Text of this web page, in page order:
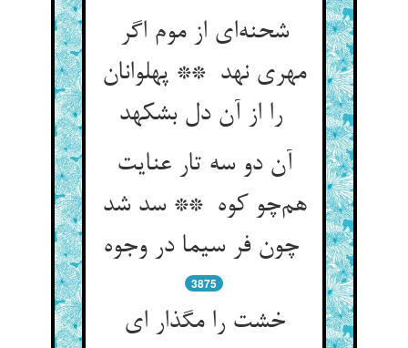
شحنه‌ای از موم اگر
مهری نهد ** پهلوانان
آن دو سه تار عنایت
هم‌چو کوه ** سد شد
چون فر سیما در وجوه
3875
خشت را مگذار ای